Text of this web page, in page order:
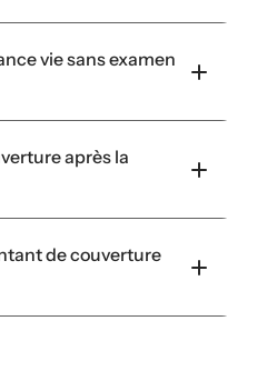
vie sans examen
après la
de couverture